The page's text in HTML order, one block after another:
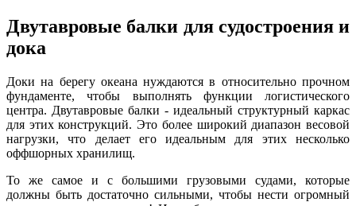
Двутавровые балки для судостроения и
дока
Доки на берегу океана нуждаются в относительно прочном
фундаменте, чтобы выполнять функции логистического
центра. Двутавровые балки - идеальный структурный каркас
для этих конструкций. Это более широкий диапазон весовой
нагрузки, что делает его идеальным для этих несколько
оффшорных хранилищ.
То же самое и с большими грузовыми судами, которые
должны быть достаточно сильными, чтобы нести огромный